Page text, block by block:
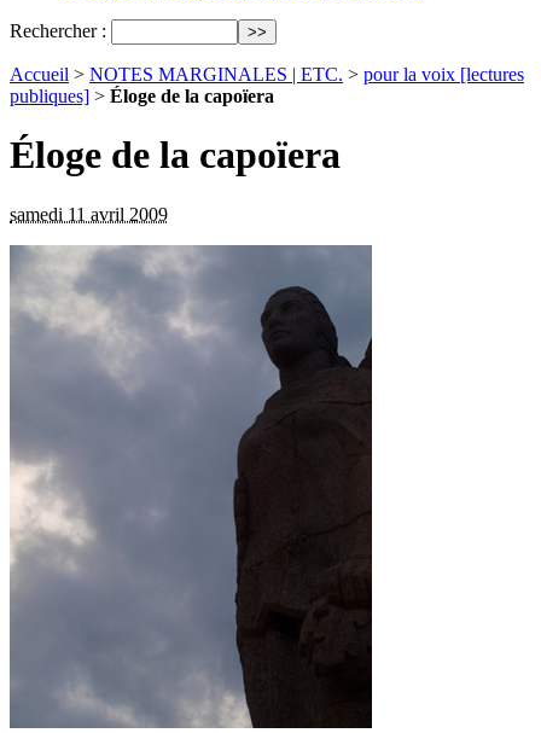
Rechercher :
Accueil > NOTES MARGINALES | ETC. > pour la voix [lectures
publiques] > Éloge de la capoïera
Éloge de la capoïera
samedi 11 avril 2009